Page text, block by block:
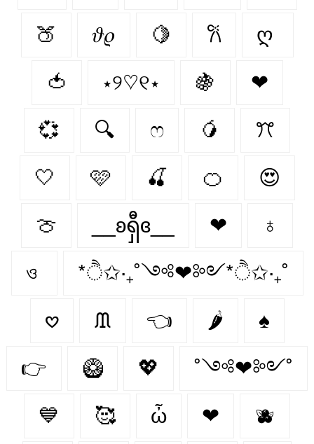
🍑 𝜗𝜚 🍋 𐙚 ღ
🍅 ⋆୨♡୧⋆ 🍇 ❤︎
💞 🔍 ෆ 🥭 ꔫ
🤍 🩷 🍒 🍊 😍
🍈 __ʚရှီɞ__ ❤ ♁
ও *ੈ✩‧₊˚༺❤︎༻*ੈ✩‧₊˚
𖹭 ᙢ 👈 🌶️ ♠
👉 🥝 💖 ˚༺❤︎༻˚
💙 🥰 ὦ ❤︎‬ 🫐